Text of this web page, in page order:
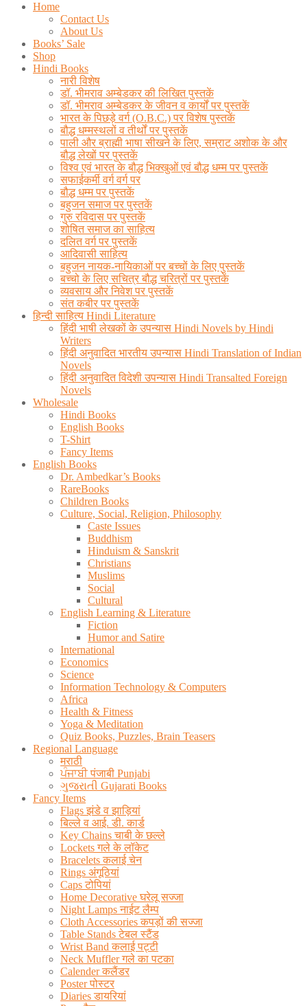
Home
Contact Us
About Us
Books’ Sale
Shop
Hindi Books
नारी विशेष
डॉ. भीमराव अम्बेडकर की लिखित पुस्तकें
डॉ. भीमराव अम्बेडकर के जीवन व कार्यों पर पुस्तकें
भारत के पिछड़े वर्ग (O.B.C.) पर विशेष पुस्तकें
बौद्ध धम्मस्थलों व तीर्थों पर पुस्तकें
पाली और ब्राह्मी भाषा सीखने के लिए, सम्राट अशोक के और
बौद्ध लेखों पर पुस्तकें
विश्व एवं भारत के बौद्ध भिक्खुओं एवं बौद्ध धम्म पर पुस्तकें
सफाईकर्मी वर्ग वर्ग पर
बौद्ध धम्म पर पुस्तकें
बहुजन समाज पर पुस्तकें
गुरु रविदास पर पुस्तकें
शोषित समाज का साहित्य
दलित वर्ग पर पुस्तकें
आदिवासी साहित्य
बहुजन नायक-नायिकाओं पर बच्चों के लिए पुस्तकें
बच्चो के लिए सचित्र बौद्ध चरित्रों पर पुस्तकें
व्यवसाय और निवेश पर पुस्तकें
संत कबीर पर पुस्तकें
हिन्दी साहित्य Hindi Literature
हिंदी भाषी लेखकों के उपन्यास Hindi Novels by Hindi
Writers
हिंदी अनुवादित भारतीय उपन्यास Hindi Translation of Indian
Novels
हिंदी अनुवादित विदेशी उपन्यास Hindi Transalted Foreign
Novels
Wholesale
Hindi Books
English Books
T-Shirt
Fancy Items
English Books
Dr. Ambedkar’s Books
RareBooks
Children Books
Culture, Social, Religion, Philosophy
Caste Issues
Buddhism
Hinduism & Sanskrit
Christians
Muslims
Social
Cultural
English Learning & Literature
Fiction
Humor and Satire
International
Economics
Science
Information Technology & Computers
Africa
Health & Fitness
Yoga & Meditation
Quiz Books, Puzzles, Brain Teasers
Regional Language
मराठी
ਪੰਜਾਬੀ पंजाबी Punjabi
ગુજરાતી Gujarati Books
Fancy Items
Flags झंडे व झाड़ियां
बिल्ले व आई. डी. कार्ड
Key Chains चाबी के छल्ले
Lockets गले के लॉकेट
Bracelets कलाई चेन
Rings अंगूठियां
Caps टोपियां
Home Decorative घरेलू सज्जा
Night Lamps नाईट लैम्प
Cloth Accessories कपड़ों की सज्जा
Table Stands टेबल स्टैंड
Wrist Band कलाई पट्टी
Neck Muffler गले का पटका
Calender कलैंडर
Poster पोस्टर
Diaries डायरियां